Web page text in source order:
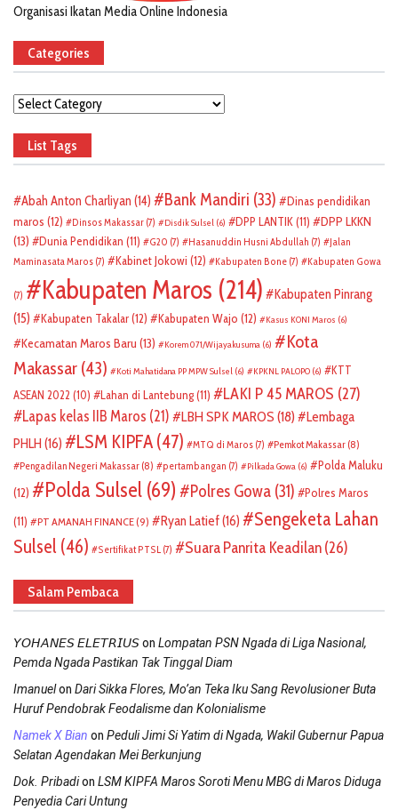
Organisasi Ikatan Media Online Indonesia
Categories
Categories
List Tags
Abah Anton Charliyan (14) Bank Mandiri (33)
Dinas pendidikan
maros (12) Dinsos Makassar (7) Disdik Sulsel (6) DPP LANTIK(11)
DPP LKKN
(13)
Dunia Pendidikan (11) G20 (7) Hasanuddin Husni Abdullah (7)
Jalan
Maminasata Maros (7) Kabinet Jokowi (12) Kabupaten Bone (7) Kabupaten Gowa
(7) Kabupaten Maros (214)
Kabupaten Pinrang
(15)
Kabupaten Takalar(12) Kabupaten Wajo (12) Kasus KONI Maros (6)
Kecamatan Maros Baru (13) Korem 071/Wijayakusuma (6)
Kota
Makassar (43) Koti Mahatidana PP MPW Sulsel (6) KPKNL PALOPO (6)
KTT
ASEAN 2022 (10) Lahan di Lantebung(11) LAKI P 45 MAROS (27)
Lapas kelas IIB Maros (21) LBH SPK MAROS (18)
Lembaga
PHLH (16) LSM KIPFA (47) MTQ di Maros (7) Pemkot Makassar (8)
Pengadilan Negeri Makassar (8) pertambangan (7) Pilkada Gowa (6)
Polda Maluku
(12)
Polda Sulsel (69) Polres Gowa (31)
Polres Maros
(11)
PT AMANAH FINANCE(9) Ryan Latief(16)
Sengeketa Lahan
Sulsel (46) Sertifikat PTSL (7) Suara Panrita Keadilan(26)
Salam Pembaca
𝘠𝘖𝘏𝘈𝘕𝘌𝘚 𝘌𝘓𝘌𝘛𝘙𝘐𝘜𝘚on Lompatan PSN Ngada di Liga Nasional,
Pemda Ngada Pastikan Tak Tinggal Diam
Imanuelon Dari Sikka Flores, Mo’an Teka Iku Sang Revolusioner Buta
Huruf Pendobrak Feodalisme dan Kolonialisme
Namek X Bian on Peduli Jimi Si Yatim di Ngada, Wakil Gubernur Papua
Selatan Agendakan Mei Berkunjung
Dok. Pribadion LSM KIPFA Maros Soroti Menu MBG di Maros Diduga
Penyedia Cari Untung